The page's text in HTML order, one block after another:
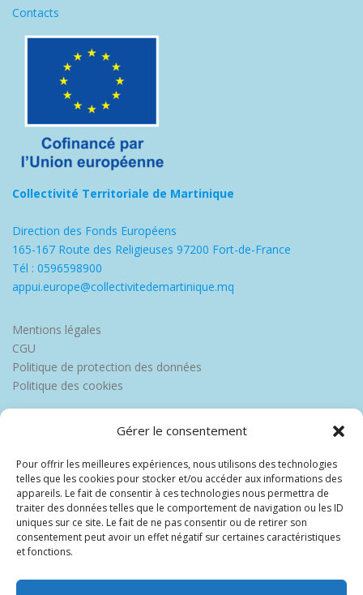
Gérer le consentement
Pour offrir les meilleures expériences, nous utilisons des technologies
telles que les cookies pour stocker et/ou accéder aux informations des
appareils. Le fait de consentir à ces technologies nous permettra de
traiter des données telles que le comportement de navigation ou les ID
uniques sur ce site. Le fait de ne pas consentir ou de retirer son
consentement peut avoir un effet négatif sur certaines caractéristiques
et fonctions.
Contacts
Collectivité Territoriale de Martinique
Direction des Fonds Européens
165-167 Route des Religieuses 97200 Fort-de-France
Tél : 0596598900
appui.europe@collectivitedemartinique.mq
Mentions légales
CGU
Politique de protection des données
Politique des cookies